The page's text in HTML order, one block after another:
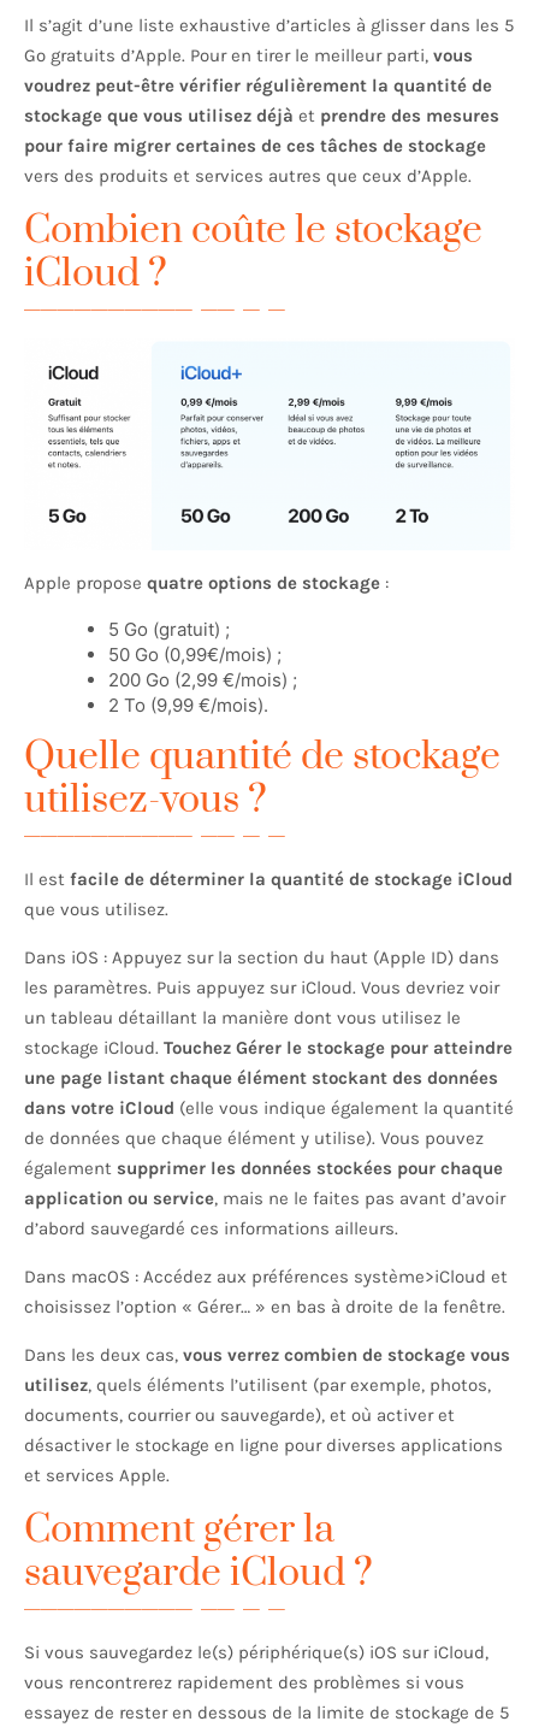
Il s’agit d’une liste exhaustive d’articles à glisser dans les 5
Go gratuits d’Apple. Pour en tirer le meilleur parti, vous
voudrez peut-être vérifier régulièrement la quantité de
stockage que vous utilisez déjà et prendre des mesures
pour faire migrer certaines de ces tâches de stockage
vers des produits et services autres que ceux d’Apple.
Combien coûte le stockage
iCloud ?
Apple propose quatre options de stockage :
5 Go (gratuit) ;
50 Go (0,99€/mois) ;
200 Go (2,99 €/mois) ;
2 To (9,99 €/mois).
Quelle quantité de stockage
utilisez-vous ?
Il est facile de déterminer la quantité de stockage iCloud
que vous utilisez.
Dans iOS : Appuyez sur la section du haut (Apple ID) dans
les paramètres. Puis appuyez sur iCloud. Vous devriez voir
un tableau détaillant la manière dont vous utilisez le
stockage iCloud. Touchez Gérer le stockage pour atteindre
une page listant chaque élément stockant des données
dans votre iCloud (elle vous indique également la quantité
de données que chaque élément y utilise). Vous pouvez
également supprimer les données stockées pour chaque
application ou service, mais ne le faites pas avant d’avoir
d’abord sauvegardé ces informations ailleurs.
Dans macOS : Accédez aux préférences système>iCloud et
choisissez l’option « Gérer… » en bas à droite de la fenêtre.
Dans les deux cas, vous verrez combien de stockage vous
utilisez, quels éléments l’utilisent (par exemple, photos,
documents, courrier ou sauvegarde), et où activer et
désactiver le stockage en ligne pour diverses applications
et services Apple.
Comment gérer la
sauvegarde iCloud ?
Si vous sauvegardez le(s) périphérique(s) iOS sur iCloud,
vous rencontrerez rapidement des problèmes si vous
essayez de rester en dessous de la limite de stockage de 5